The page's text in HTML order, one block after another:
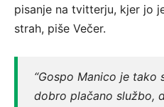
pisanje na tvitterju, kjer jo
strah, piše Večer.
“Gospo Manico je tako
dobro plačano službo,